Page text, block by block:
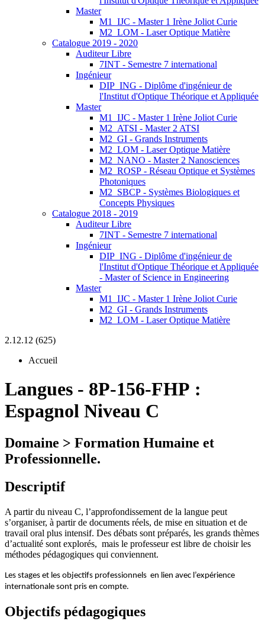
Master
M1_IJC - Master 1 Irène Joliot Curie
M2_LOM - Laser Optique Matière
Catalogue 2019 - 2020
Auditeur Libre
7INT - Semestre 7 international
Ingénieur
DIP_ING - Diplôme d'ingénieur de
l'Institut d'Optique Théorique et Appliquée
Master
M1_IJC - Master 1 Irène Joliot Curie
M2_ATSI - Master 2 ATSI
M2_GI - Grands Instruments
M2_LOM - Laser Optique Matière
M2_NANO - Master 2 Nanosciences
M2_ROSP - Réseau Optique et Systèmes
Photoniques
M2_SBCP - Systèmes Biologiques et
Concepts Physiques
Catalogue 2018 - 2019
Auditeur Libre
7INT - Semestre 7 international
Ingénieur
DIP_ING - Diplôme d'ingénieur de
l'Institut d'Optique Théorique et Appliquée
- Master of Science in Engineering
Master
M1_IJC - Master 1 Irène Joliot Curie
M2_GI - Grands Instruments
M2_LOM - Laser Optique Matière
2.12.12 (625)
Accueil
Langues - 8P-156-FHP :
Espagnol Niveau C
Domaine > Formation Humaine et
Professionnelle.
Descriptif
A partir du niveau C, l’approfondissement de la langue peut
s’organiser, à partir de documents réels, de mise en situation et de
travail oral plus intensif. Des débats sont préparés, les grands thèmes
d’actualité sont explorés, mais le professeur est libre de choisir les
méthodes pédagogiques qui conviennent.
Les stages et les objectifs professionnels en lien avec l’expérience
internationale sont pris en compte.
Objectifs pédagogiques